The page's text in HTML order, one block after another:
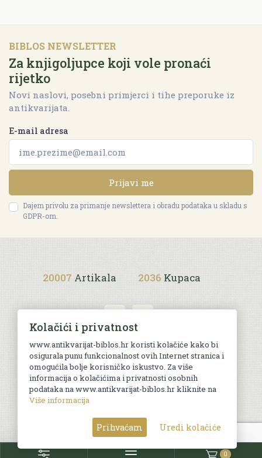
BIBLOS NEWSLETTER
Za knjigoljupce koji vole pronaći
rijetko
Novi naslovi, posebni primjerci i tihe preporuke iz
antikvarijata.
E-mail adresa
Prijavi me
Dajem privolu za primanje newslettera i obradu podataka u skladu s
GDPR-om.
20007 Artikala 2036 Kupaca
Uvjeti kupnje
© Sva prava pridržana. Web by
0
Kolačići i privatnost
www.antikvarijat-biblos.hr koristi kolačiće kako bi
osigurala punu funkcionalnost ovih Internet stranica i
omogućila bolje korisničko iskustvo. Za više
informacija o kolačićima i privatnosti osobnih
podataka na www.antikvarijat-biblos.hr kliknite na
Više informacija
Prihvaćam Uredi kolačiće